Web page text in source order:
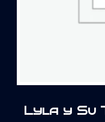
Lyla y Su